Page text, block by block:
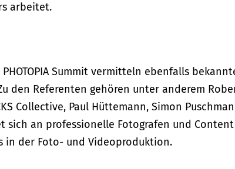
arbeitet.
Summit vermitteln ebenfalls
den Referenten gehören unter anderem
Collective, Paul Hüttemann, Simon
sich an professionelle Fotografen und Content
in der Foto- und Videoproduktion.